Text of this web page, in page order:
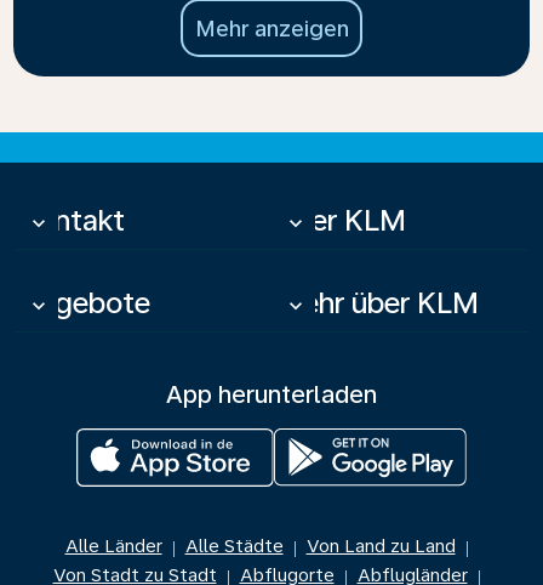
Mehr anzeigen
Kontakt
keyboard_arrow_down Über KLM
keyboard_arrow_down
Angebote
keyboard_arrow_down Mehr über KLM
keyboard_arrow_down
App herunterladen
Alle Länder | Alle Städte | Von Land zu Land |
Von Stadt zu Stadt | Abflugorte | Abflugländer |